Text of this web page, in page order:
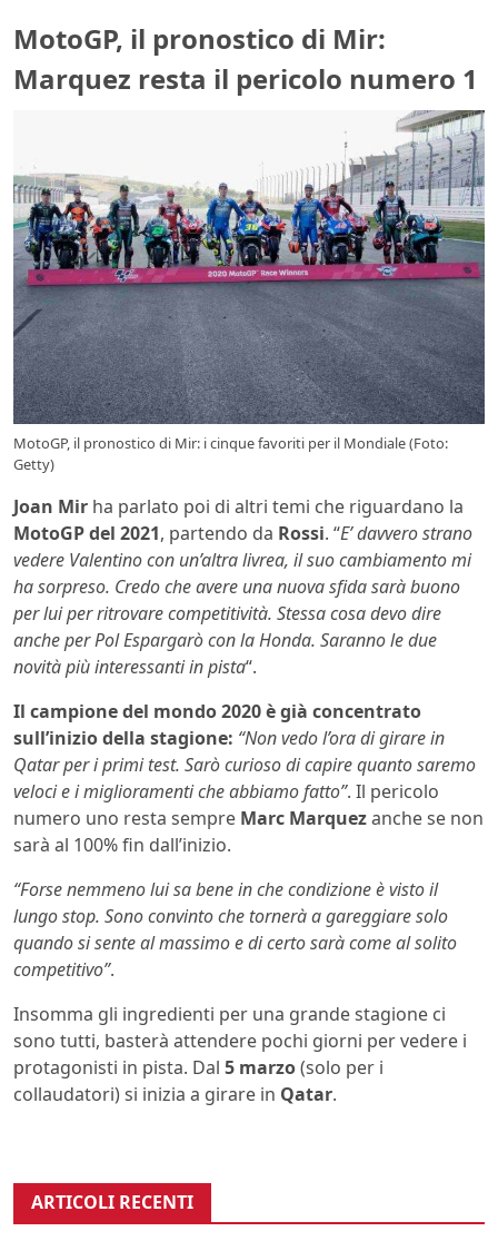
MotoGP, il pronostico di Mir:
Marquez resta il pericolo numero 1
MotoGP, il pronostico di Mir: i cinque favoriti per il Mondiale (Foto:
Getty)
Joan Mir ha parlato poi di altri temi che riguardano la
MotoGP del 2021, partendo da Rossi. “E’ davvero strano
vedere Valentino con un’altra livrea, il suo cambiamento mi
ha sorpreso. Credo che avere una nuova sfida sarà buono
per lui per ritrovare competitività. Stessa cosa devo dire
anche per Pol Espargarò con la Honda. Saranno le due
novità più interessanti in pista“.
Il campione del mondo 2020 è già concentrato
sull’inizio della stagione: “Non vedo l’ora di girare in
Qatar per i primi test. Sarò curioso di capire quanto saremo
veloci e i miglioramenti che abbiamo fatto”. Il pericolo
numero uno resta sempre Marc Marquezanche se non
sarà al 100% fin dall’inizio.
“Forse nemmeno lui sa bene in che condizione è visto il
lungo stop. Sono convinto che tornerà a gareggiare solo
quando si sente al massimo e di certo sarà come al solito
competitivo”.
Insomma gli ingredienti per una grande stagione ci
sono tutti, basterà attendere pochi giorni per vedere i
protagonisti in pista. Dal 5 marzo(solo per i
collaudatori) si inizia a girare in Qatar.
ARTICOLI RECENTI